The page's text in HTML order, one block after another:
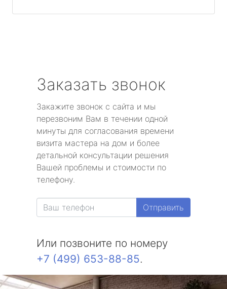
Заказать звонок
Закажите звонок с сайта и мы
перезвоним Вам в течении одной
минуты для согласования времени
визита мастера на дом и более
детальной консультации решения
Вашей проблемы и стоимости по
телефону.
Отправить
Или позвоните по номеру
+7 (499) 653-88-85.